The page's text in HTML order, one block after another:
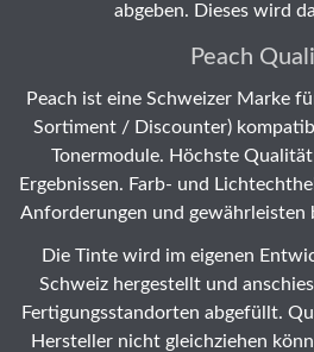
abgeben. Dieses wird
Peach
Peach ist eine Schweizer Marke
Sortiment / Discounter)
Tonermodule. Höchste
Ergebnissen. Farb- und
Anforderungen und
Die Tinte wird im eigenen
Schweiz hergestellt und
Fertigungsstandorten abgefüllt.
Hersteller nicht gleichziehen